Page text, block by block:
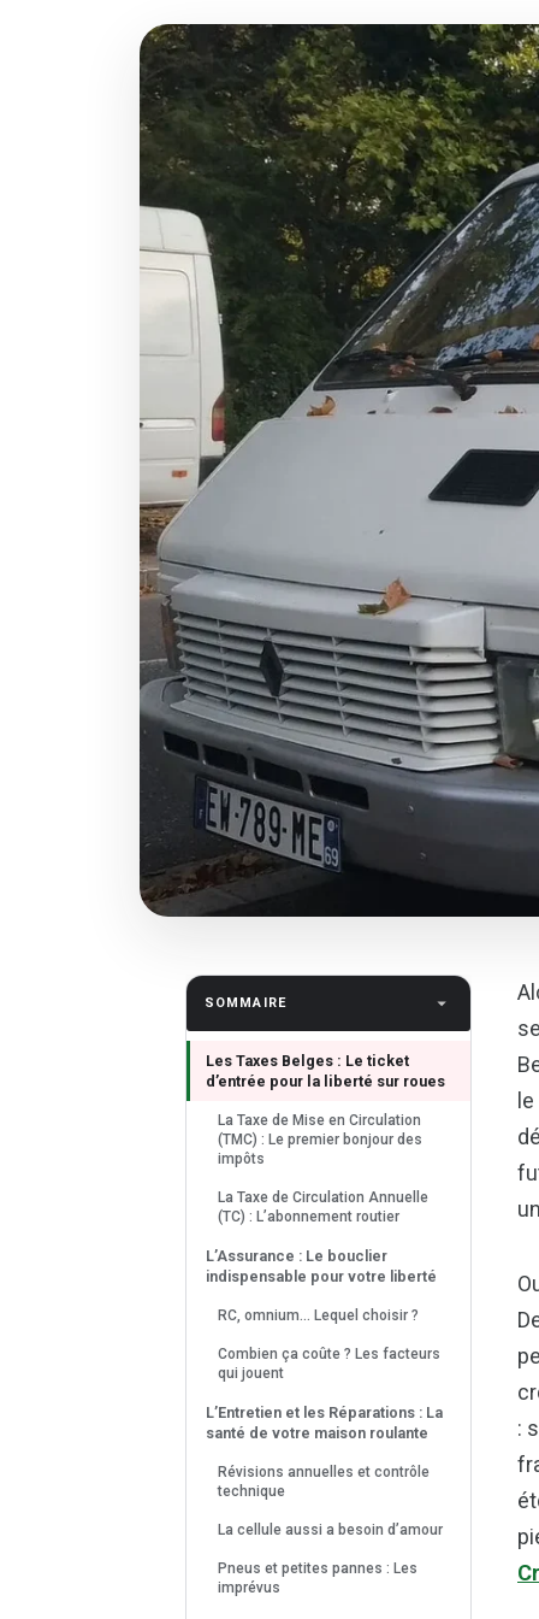
SOMMAIRE
Les Taxes Belges : Le ticket
d’entrée pour la liberté sur roues
La Taxe de Mise en Circulation
(TMC) : Le premier bonjour des
impôts
La Taxe de Circulation Annuelle
(TC) : L’abonnement routier
L’Assurance : Le bouclier
indispensable pour votre liberté
RC, omnium… Lequel choisir ?
Combien ça coûte ? Les facteurs
qui jouent
L’Entretien et les Réparations : La
santé de votre maison roulante
Révisions annuelles et contrôle
technique
La cellule aussi a besoin d’amour
Pneus et petites pannes : Les
imprévus
: